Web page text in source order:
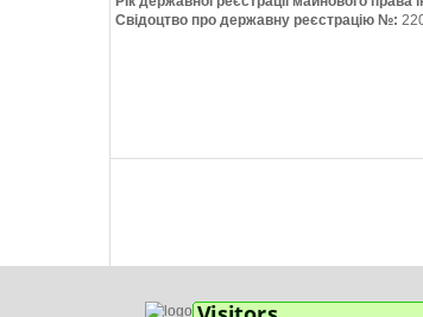
Свідоцтво про державну реєстрацію №: